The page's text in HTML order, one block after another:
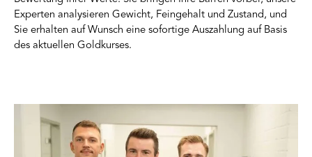
Experten analysieren Gewicht, Feingehalt und Zustand, und
Sie erhalten auf Wunsch eine sofortige Auszahlung auf Basis
des aktuellen Goldkurses.